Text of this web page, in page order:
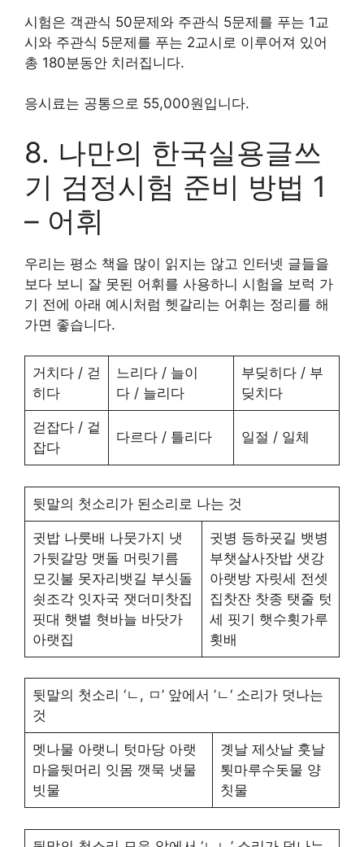
시험은 객관식 50문제와 주관식 5문제를 푸는 1교
시와 주관식 5문제를 푸는 2교시로 이루어져 있어
총 180분동안 치러집니다.
응시료는 공통으로 55,000원입니다.
8. 나만의 한국실용글쓰
기 검정시험 준비 방법 1
– 어휘
우리는 평소 책을 많이 읽지는 않고 인터넷 글들을
보다 보니 잘 못된 어휘를 사용하니 시험을 보럭 가
기 전에 아래 예시처럼 헷갈리는 어휘는 정리를 해
가면 좋습니다.
거치다 / 걷
히다
느리다 / 늘이
다 / 늘리다
부딪히다 / 부
딪치다
걷잡다 / 겉
잡다
다르다 / 틀리다 일절 / 일체
뒷말의 첫소리가 된소리로 나는 것
귓밥 나룻배 나뭇가지 냇
가뒷갈망 맷돌 머릿기름
모깃불 못자리뱃길 부싯돌
쇳조각 잇자국 잿더미찻집
핏대 햇볕 혓바늘 바닷가
아랫집
귓병 등하굣길 뱃병
부챗살사잣밥 샛강
아랫방 자릿세 전셋
집찻잔 찻종 탯줄 텃
세 핏기 햇수횟가루
횟배
뒷말의 첫소리 ‘ㄴ, ㅁ’ 앞에서 ’ㄴ‘ 소리가 덧나는
것
멧나물 아랫니 텃마당 아랫
마을뒷머리 잇몸 깻묵 냇물
빗물
곗날 제삿날 훗날
툇마루수돗물 양
칫물